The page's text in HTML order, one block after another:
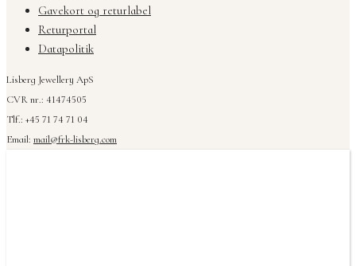
Gavekort og returlabel
Returportal
Datapolitik
Lisberg Jewellery ApS
CVR nr.: 41474505
Tlf.: +45 71 74 71 04
Email: mail@frk-lisberg.com